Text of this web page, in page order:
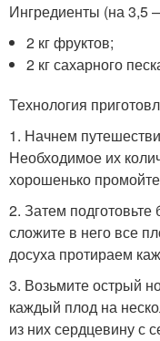
Ингредиенты (на 3,5
2 кг фруктов;
2 кг сахарного
Технология
1. Начнем
Необходимое их
хорошенько
2. Затем
сложите в него все
досуха протираем
3. Возьмите острый
каждый плод на
из них сердцевину с